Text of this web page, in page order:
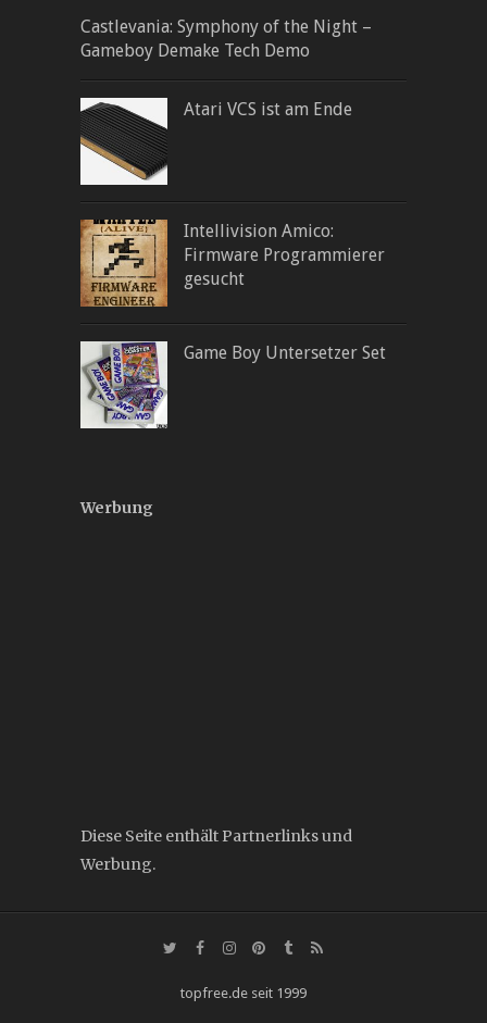
Castlevania: Symphony of the Night –
Gameboy Demake Tech Demo
Atari VCS ist am Ende
Intellivision Amico:
Firmware Programmierer
gesucht
Game Boy Untersetzer Set
Werbung
Diese Seite enthält Partnerlinks und
Werbung.
topfree.de seit 1999